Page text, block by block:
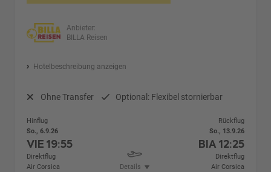
Anbieter:
BILLA Reisen
Hotelbeschreibung anzeigen
Ohne Transfer Optional: Flexibel stornierbar
Hinflug
So., 6.9.26
VIE19:55
Direktflug
Air Corsica
Details
Rückflug
So., 13.9.26
BIA 12:25
Direktflug
Air Corsica